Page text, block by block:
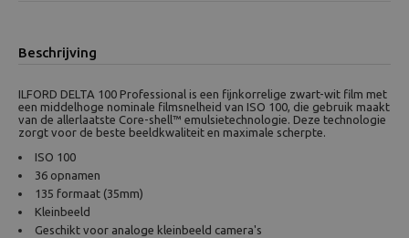
Beschrijving
ILFORD DELTA 100 Professional is een fijnkorrelige zwart-wit film met
een middelhoge nominale filmsnelheid van ISO 100, die gebruik maakt
van de allerlaatste Core-shell™ emulsietechnologie. Deze technologie
zorgt voor de beste beeldkwaliteit en maximale scherpte.
ISO 100
36 opnamen
135 formaat (35mm)
Kleinbeeld
Geschikt voor analoge kleinbeeld camera's